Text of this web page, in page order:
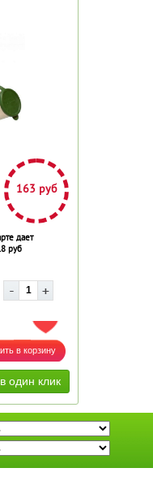
163 руб
дает
руб
ДОБАВИТЬ В ИЗБРАННОЕ